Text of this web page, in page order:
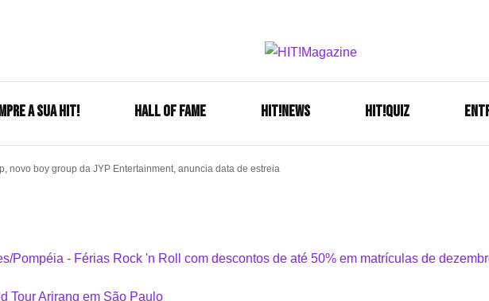
Se é HIT, está aqui!
A SUA HIT! HALL OF FAME HIT!NEWS HIT!Quiz
novo boy group da JYP Entertainment, anuncia data de estreia